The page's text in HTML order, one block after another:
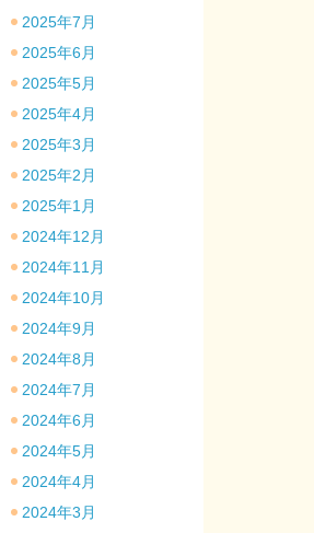
2025年7月
2025年6月
2025年5月
2025年4月
2025年3月
2025年2月
2025年1月
2024年12月
2024年11月
2024年10月
2024年9月
2024年8月
2024年7月
2024年6月
2024年5月
2024年4月
2024年3月